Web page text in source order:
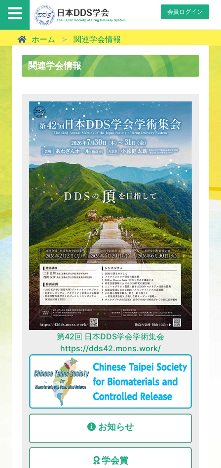
会員ログイン
ホーム 関連学会情報
関連学会情報
第42回 日本DDS学会学術集会
https://dds42.mons.work/
お知らせ
学会賞